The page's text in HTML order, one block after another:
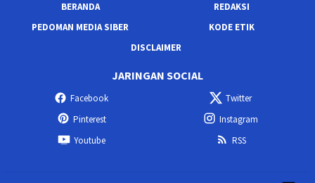
BERANDA
REDAKSI
PEDOMAN MEDIA SIBER
KODE ETIK
DISCLAIMER
JARINGAN SOCIAL
Facebook
Twitter
Pinterest
Instagram
Youtube
RSS